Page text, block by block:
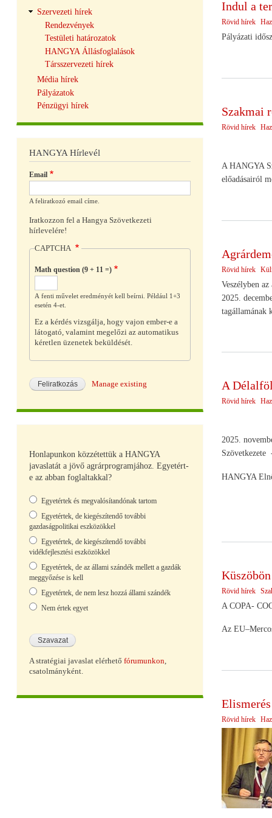
Indul a
Rövid hírek
Pályázati
Szakmai
Rövid hírek
A HANGYA
előadásairól
Rövid hírek
Veszélyben
2025.
tagállamának
A
Rövid hírek
2025.
Szövetkezete
HANGYA
Rövid hírek
A COPA-
Az
Rövid hírek
Szervezeti hírek
Rendezvények
Testületi határozatok
HANGYA Állásfoglalások
Társszervezeti hírek
Média hírek
Pályázatok
Pénzügyi hírek
HANGYA Hírlevél
Email
A feliratkozó email címe.
Iratkozzon fel a Hangya Szövetkezeti
hírlevelére!
CAPTCHA
Math question (9 + 11 =)
A fenti művelet eredményét kell beírni. Például 1+3
esetén 4-et.
Ez a kérdés vizsgálja, hogy vajon ember-e a
látogató, valamint megelőzi az automatikus
kéretlen üzenetek beküldését.
Manage existing
Honlapunkon közzétettük a HANGYA
javaslatát a jövő agrárprogramjához. Egyetért-
e az abban foglaltakkal?
Választások
Egyetértek és megvalósítandónak tartom
Egyetértek, de kiegészítendő további
gazdaságpolitikai eszközökkel
Egyetértek, de kiegészítendő további
vidékfejlesztési eszközökkel
Egyetértek, de az állami szándék mellett a gazdák
meggyőzése is kell
Egyetértek, de nem lesz hozzá állami szándék
Nem értek egyet
A stratégiai javaslat elérhető fórumunkon
csatolmányként.